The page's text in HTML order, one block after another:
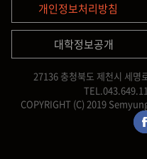
개인정보처리방침
대학정보공개
27136 충청북도 제천시 세명
COPYRIGHT (C) 2019